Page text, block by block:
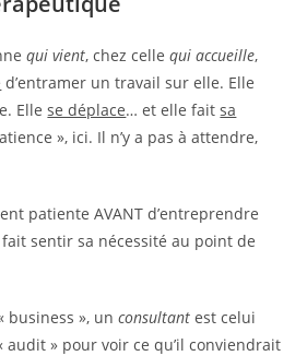
qui vient, chez cellequi accueille,
d’entramer un travail sur elle. Elle
Ellese déplace… et elle faitsa
», ici. Il n’y a pas à attendre,
patiente AVANT d’entreprendre
sentir sa nécessité au point de
business », unconsultant est celui
» pour voir ce qu’il conviendrait